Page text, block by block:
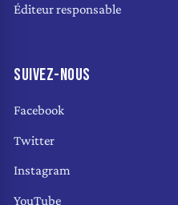
Éditeur responsable
SUIVEZ-NOUS
Facebook
Twitter
Instagram
YouTube